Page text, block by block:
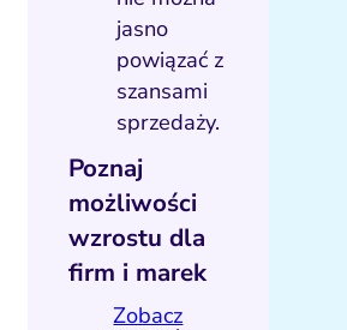
jasno
powiązać z
szansami
sprzedaży.
Poznaj
możliwości
wzrostu dla
firm i marek
Zobacz